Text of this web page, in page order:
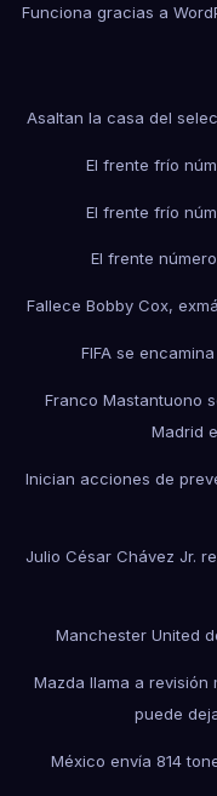
Funciona gracias a
Asaltan la casa del
El frente frío
El frente frío
El frente
Fallece Bobby Cox,
FIFA se
Franco Mastantuono
Madrid
Inician acciones de
Julio César Chávez Jr.
Manchester United
Mazda llama a revisión
puede
México envía 814